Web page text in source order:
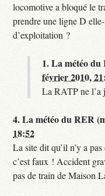
locomotive a bloqué le
prendre une ligne D
d’exploitation ?
1.La météo
février 2010,
La RATP ne l’a
4.La météo du RER
18:52
La site dit qu’il n’y a
c’est faux ! Accident
pas de train de Maison